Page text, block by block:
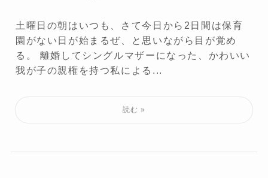
土曜日の朝はいつも、さて今日から2日間は保育
園がない日が始まるぜ、と思いながら目が覚め
る。 離婚してシングルマザーになった、かわいい
我が子の親権を持つ私による...